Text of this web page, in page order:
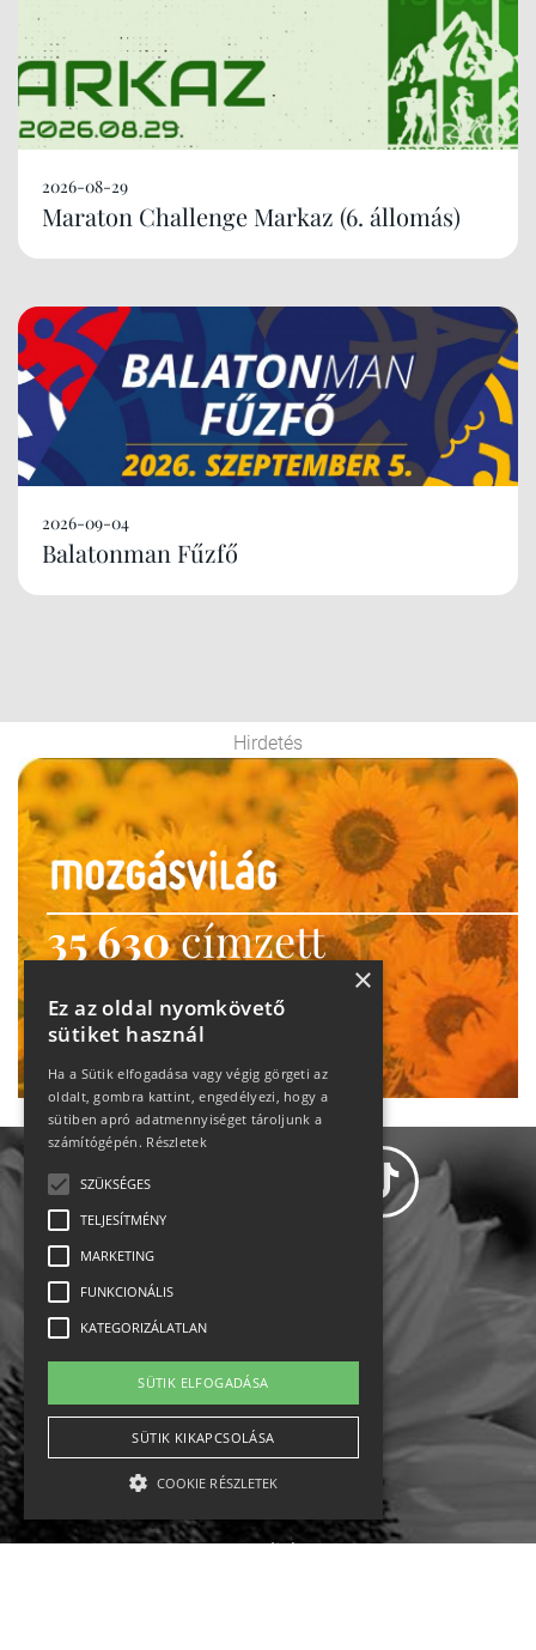
2026-08-29
Maraton Challenge Markaz (6. állomás)
2026-09-04
Balatonman Fűzfő
Hirdetés
35 630címzett
heti motiváció
Ne maradj le!
Állásajánlatok
Impresszum-kapcsolat
Jogi nyilatkozat
English
×
Ez az oldal nyomkövető
sütiket használ
Ha a Sütik elfogadása vagy végig görgeti az
oldalt, gombra kattint, engedélyezi, hogy a
sütiben apró adatmennyiséget tároljunk a
számítógépén. Részletek
SZÜKSÉGES
TELJESÍTMÉNY
MARKETING
FUNKCIONÁLIS
KATEGORIZÁLATLAN
SÜTIK ELFOGADÁSA
SÜTIK KIKAPCSOLÁSA
COOKIE RÉSZLETEK